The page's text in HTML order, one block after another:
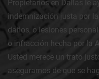
Propietarios en Dallas le
indemnización justa por
daños, o lesiones
o infracción hecha por la
Usted merece un trato
asegurarnos de que se